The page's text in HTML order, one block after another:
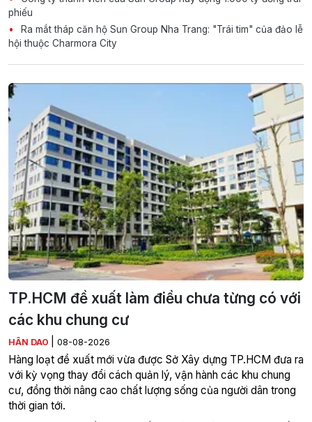
phiếu
Ra mắt tháp căn hộ Sun Group Nha Trang: "Trái tim" của đảo lễ
hội thuộc Charmora City
TP.HCM đề xuất làm điều chưa từng có với
các khu chung cư
HÂN DAO 08-08-2026
Hàng loạt đề xuất mới vừa được Sở Xây dựng TP.HCM đưa ra
với kỳ vọng thay đổi cách quản lý, vận hành các khu chung
cư, đồng thời nâng cao chất lượng sống của người dân trong
thời gian tới.